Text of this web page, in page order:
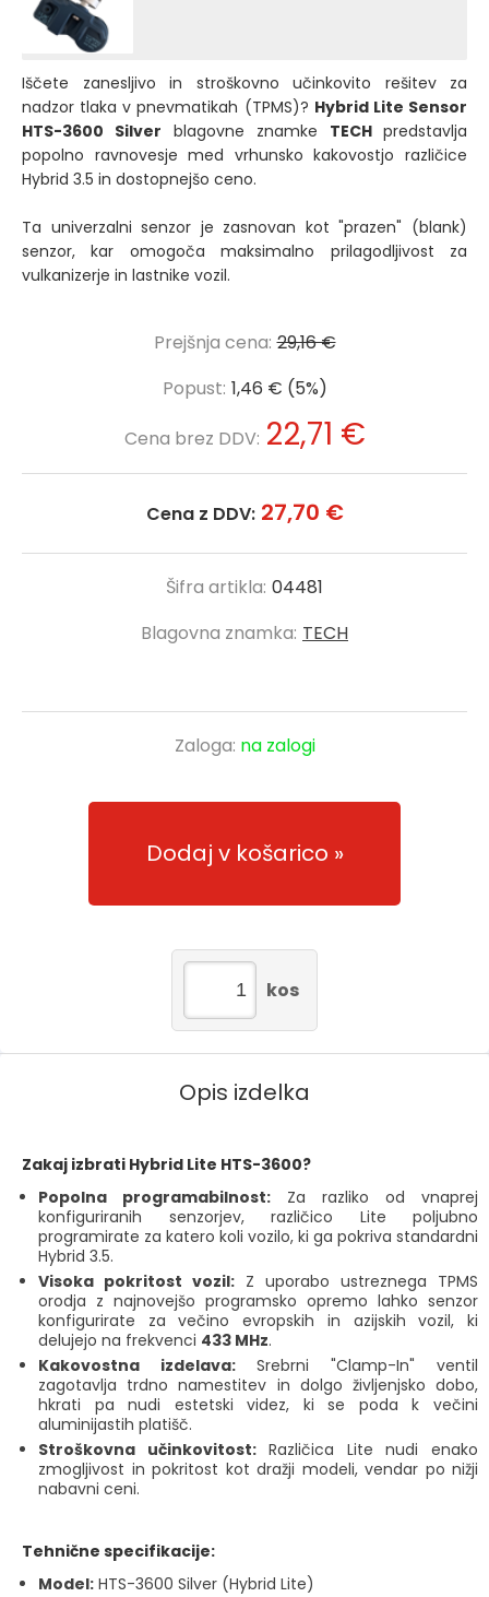
Iščete zanesljivo in stroškovno učinkovito rešitev za
nadzor tlaka v pnevmatikah (TPMS)? Hybrid Lite Sensor
HTS-3600 Silver blagovne znamke TECH predstavlja
popolno ravnovesje med vrhunsko kakovostjo različice
Hybrid 3.5 in dostopnejšo ceno.
Ta univerzalni senzor je zasnovan kot "prazen" (blank)
senzor, kar omogoča maksimalno prilagodljivost za
vulkanizerje in lastnike vozil.
Prejšnja cena: 29,16 €
Popust: 1,46 € (5%)
Cena brez DDV: 22,71 €
Cena z DDV: 27,70 €
Šifra artikla: 04481
Blagovna znamka: TECH
Zaloga: na zalogi
Dodaj v košarico
kos
Opis izdelka
Zakaj izbrati Hybrid Lite HTS-3600?
Popolna programabilnost: Za razliko od vnaprej
konfiguriranih senzorjev, različico Lite poljubno
programirate za katero koli vozilo, ki ga pokriva standardni
Hybrid 3.5.
Visoka pokritost vozil: Z uporabo ustreznega TPMS
orodja z najnovejšo programsko opremo lahko senzor
konfigurirate za večino evropskih in azijskih vozil, ki
delujejo na frekvenci 433 MHz.
Kakovostna izdelava: Srebrni "Clamp-In" ventil
zagotavlja trdno namestitev in dolgo življenjsko dobo,
hkrati pa nudi estetski videz, ki se poda k večini
aluminijastih platišč.
Stroškovna učinkovitost:Različica Lite nudi enako
zmogljivost in pokritost kot dražji modeli, vendar po nižji
nabavni ceni.
Tehnične specifikacije:
Model: HTS-3600 Silver (Hybrid Lite)